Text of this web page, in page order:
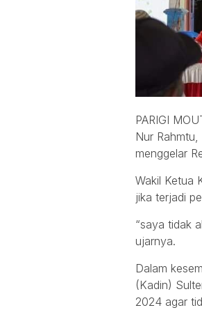
PARIGI
Nur
menggelar
Wakil Ketua
jika terjadi
“saya tidak
ujarnya.
Dalam
(Kadin)
2024 agar